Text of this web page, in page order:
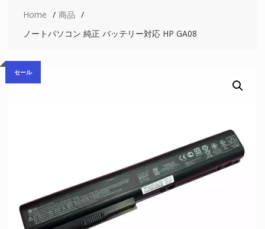
Home
商品
ノートパソコン 純正 バッテリー対応 HP GA08
セール